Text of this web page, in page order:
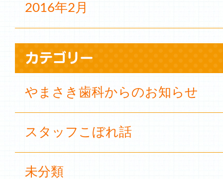
2016年2月
やまさき歯科からのお知らせ
スタッフこぼれ話
未分類